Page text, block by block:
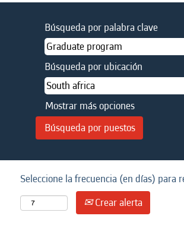
Búsqueda por palabra clave
Búsqueda por ubicación
Mostrar más opciones
Seleccione la frecuencia (en días) para
Crear alerta